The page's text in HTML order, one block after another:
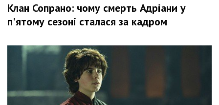
Клан Сопрано: чому смерть Адріани у
п'ятому сезоні сталася за кадром